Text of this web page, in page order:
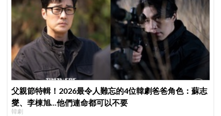
父親節特輯！2026最令人難忘的4位韓劇爸爸角色：蘇志
燮、李棟旭...他們連命都可以不要
韓劇